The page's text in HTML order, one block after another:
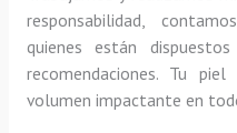
responsabilidad,
quienes están
recomendaciones. Tu
volumen impactante en